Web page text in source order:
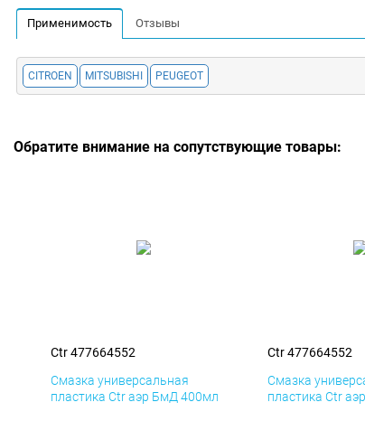
Применимость Отзывы
CITROEN MITSUBISHI PEUGEOT
Обратите внимание на сопутствующие товары:
Ctr 477664552
Смазка универсальная
пластика Ctr аэр БмД 400мл
Ctr 477664552
Смазка
пластика Ctr